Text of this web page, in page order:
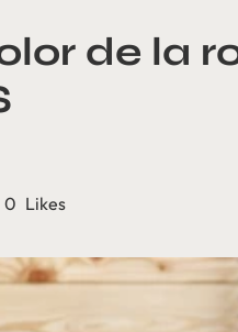
de la
0 Likes